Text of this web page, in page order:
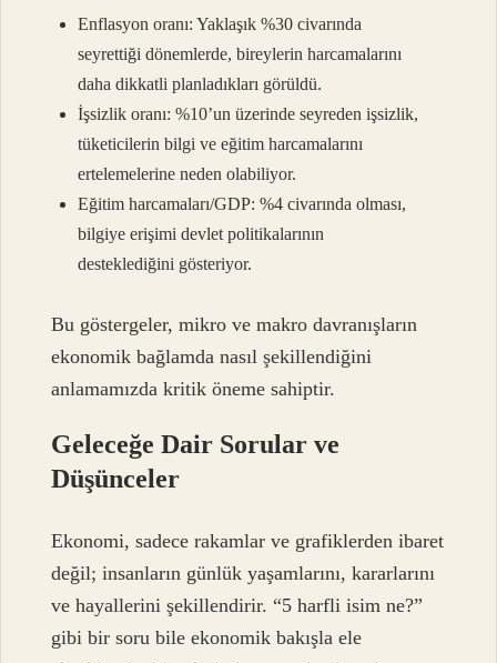
Enflasyon oranı: Yaklaşık %30 civarında
seyrettiği dönemlerde, bireylerin harcamalarını
daha dikkatli planladıkları görüldü.
İşsizlik oranı: %10’un üzerinde seyreden işsizlik,
tüketicilerin bilgi ve eğitim harcamalarını
ertelemelerine neden olabiliyor.
Eğitim harcamaları/GDP: %4 civarında olması,
bilgiye erişimi devlet politikalarının
desteklediğini gösteriyor.
Bu göstergeler, mikro ve makro davranışların
ekonomik bağlamda nasıl şekillendiğini
anlamamızda kritik öneme sahiptir.
Geleceğe Dair Sorular ve
Düşünceler
Ekonomi, sadece rakamlar ve grafiklerden ibaret
değil; insanların günlük yaşamlarını, kararlarını
ve hayallerini şekillendirir. “5 harfli isim ne?”
gibi bir soru bile ekonomik bakışla ele